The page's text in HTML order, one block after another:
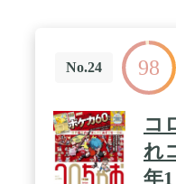
No.24 98
コ
れ
年